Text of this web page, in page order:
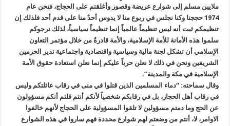
ملايين مسلم إلى شوارع عريضة وقصور وأغلقتم على الحجاج، فنحن عام
1974 حججنا وكنا نجلس في ربوع منا لا يدوس أحدٌ منا على قدم أحد فلذلك إن
تنظيمكم ثبت أنه ليس تنظيماً عالمياً إنما تنظيماً سياسياً، لذلك نرجوكم
سلموا هذه الأمانة للأمة الإسلامية، والأمة قادرةٌ من خلال مؤتمر التعاون
الإسلامي أن تشكل لجنة مالية وسياسية واقتصادية واجتماعية تدير الحرمين
الشريفين ونحن في ذلك لا نعلن حرباً عليكم إنما نعلن استعادة حقوق الأمة
الإسلامية في مكة والمدينة”.
وقال سماحته: “دماء المسلمين الذين قتلوا في منى في رقاب عائلتكم وليس
في رقاب أهل الحجاز، بل في رقابكم شخصياً لأنكم أنتم قلتم أنكم مسؤولون
عن الحج وما دمتم مسؤولين لا تلقوا المسؤولية على الحجاج لأنهم خالفوا
الاوامر، لا، أنتم من وضعتم لهم شوارع محددة فهم ساروا في هذه الشوارع